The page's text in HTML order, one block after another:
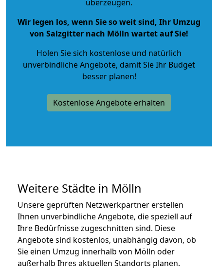
überzeugen.
Wir legen los, wenn Sie so weit sind, Ihr Umzug
von Salzgitter nach Mölln wartet auf Sie!
Holen Sie sich kostenlose und natürlich
unverbindliche Angebote, damit Sie Ihr Budget
besser planen!
Kostenlose Angebote erhalten
Weitere Städte in Mölln
Unsere geprüften Netzwerkpartner erstellen
Ihnen unverbindliche Angebote, die speziell auf
Ihre Bedürfnisse zugeschnitten sind. Diese
Angebote sind kostenlos, unabhängig davon, ob
Sie einen Umzug innerhalb von Mölln oder
außerhalb Ihres aktuellen Standorts planen.